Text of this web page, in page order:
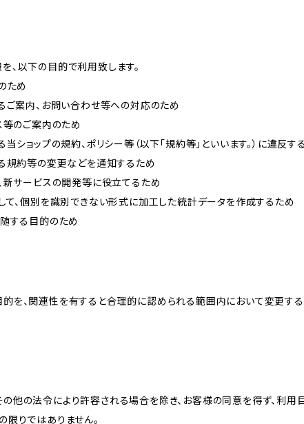
、以下の目的で利用致します。
ため
ご案内、お問い合わせ等への対応のため
等のご案内のため
当ショップの規約、ポリシー等（以下「規約等」といいます。）に違反
る規約等の変更などを通知するため
新サービスの開発等に役立てるため
して、個別を識別できない形式に加工した統計データを作成するため
随する目的のため
的を、関連性を有すると合理的に認められる範囲内において変更す
の他の法令により許容される場合を除き、お客様の同意を得ず、利
限りではありません。